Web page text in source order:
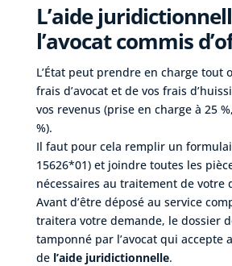
L’aide
l’avocat commis
L’État peut prendre en charge tout
frais d’avocat et de vos frais
vos revenus (prise en charge à 25
%).
Il faut pour cela remplir un
15626*01) et joindre toutes les
nécessaires au traitement de votre
Avant d’être déposé au service
traitera votre demande, le dossier
tamponné par l’avocat qui accepte
de l’aide juridictionnelle.